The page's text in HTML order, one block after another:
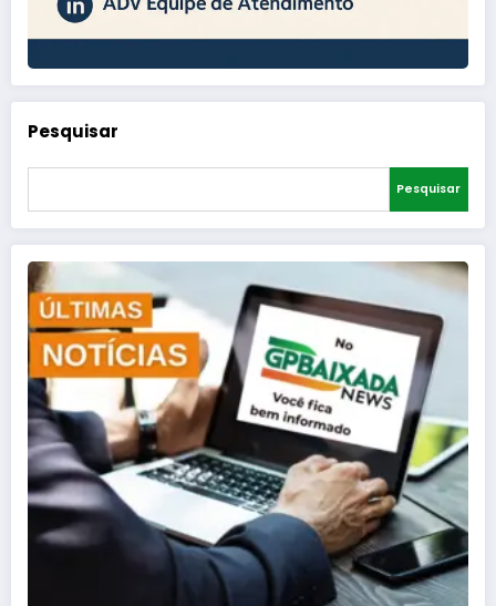
Pesquisar
Pesquisar